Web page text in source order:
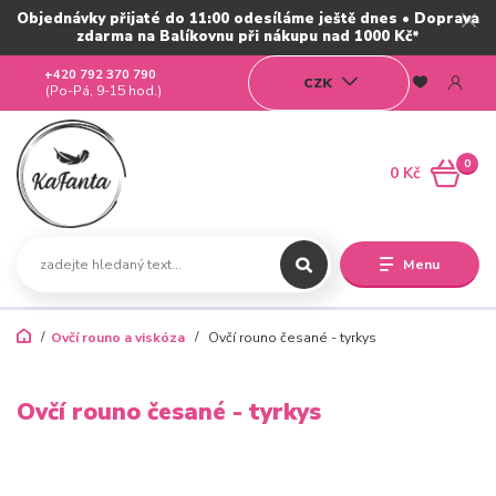
Objednávky přijaté do 11:00 odesíláme ještě dnes • Doprava
zdarma na Balíkovnu při nákupu nad 1000 Kč*
Menu
CZK
+420 792 370 790
(Po-Pá, 9-15 hod.)
0
0 Kč
Ovčí rouno a viskóza Ovčí rouno česané - tyrkys
Ovčí rouno česané - tyrkys